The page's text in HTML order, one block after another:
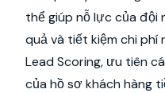
thể giúp nỗ lực của đội
quả và tiết kiệm chi phí
Lead Scoring, ưu tiên
của hồ sơ khách hàng